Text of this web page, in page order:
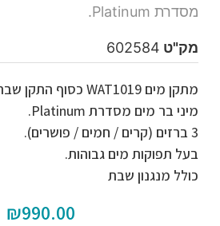
מסדרת Platinum.
מק"ט 602584
מתקן מים WAT1019 כסוף התקן שבת למים הקרים
מיני בר מים מסדרת Platinum.
3 ברזים (קרים / חמים / פושרים).
בעל תפוקות מים גבוהות.
כולל מנגנון שבת
₪990.00